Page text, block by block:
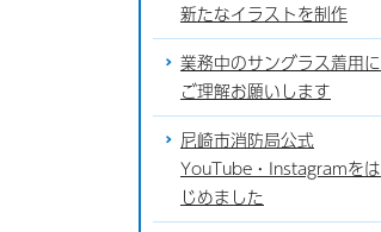
新たなイラストを制作
業務中のサングラス着用に
ご理解お願いします
尼崎市消防局公式
YouTube・Instagramをは
じめました